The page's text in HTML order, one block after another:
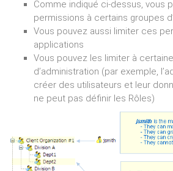
Comme indiqué ci-dessus, vous
permissions à certains groupes
Vous pouvez aussi limiter ces
applications
Vous pouvez les limiter à
d’administration (par exemple,
créer des utilisateurs et leur
ne peut pas définir les Rôles)